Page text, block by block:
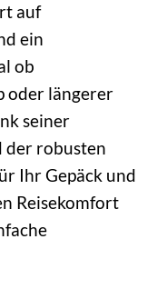
auf
ein
ob
oder längerer
seiner
der robusten
Ihr Gepäck und
Reisekomfort